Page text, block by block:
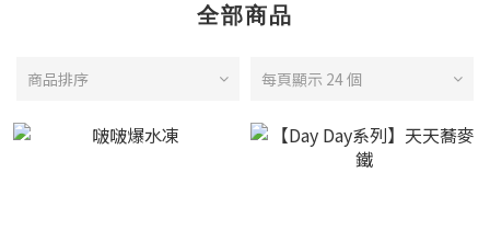
全部商品
商品排序 每頁顯示 24 個